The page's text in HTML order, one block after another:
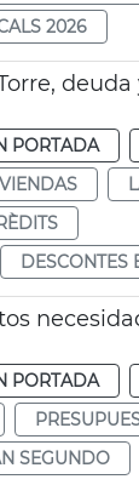
2026
deuda
PORTADA
DESCONTES
PORTADA
SEGUNDO